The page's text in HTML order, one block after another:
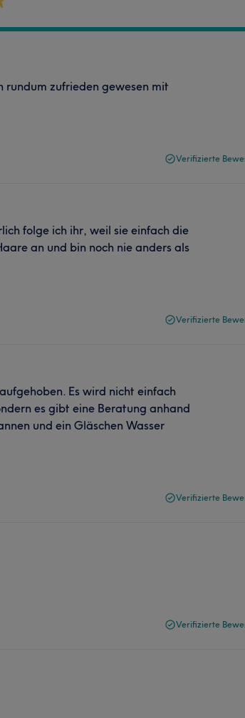
rundum zufrieden gewesen mit
Verifizierte
folge ich ihr, weil sie einfach die
an und bin noch nie anders als
Verifizierte
Es wird nicht einfach
es gibt eine Beratung anhand
und ein Gläschen Wasser
Verifizierte
Verifizierte